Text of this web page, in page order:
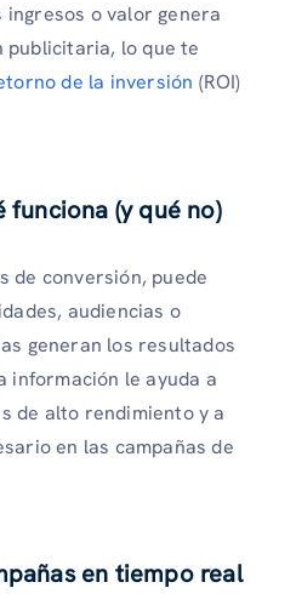
o valor genera
lo que te
de la inversión (ROI)
funciona (y qué no)
de conversión, puede
audiencias o
generan los resultados
información le ayuda a
de alto rendimiento y a
en las campañas de
en tiempo real